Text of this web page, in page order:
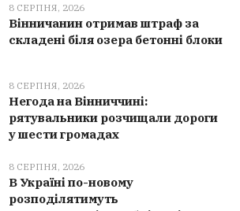
8 СЕРПНЯ, 2026
Вінничанин отримав штраф за
складені біля озера бетонні блоки
8 СЕРПНЯ, 2026
Негода на Вінниччині:
рятувальники розчищали дороги
у шести громадах
8 СЕРПНЯ, 2026
В Україні по-новому
розподілятимуть